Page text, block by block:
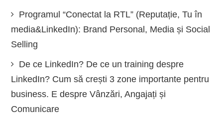
Programul “Conectat la RTL” (Reputație, Tu în
media&LinkedIn): Brand Personal, Media și Social
Selling
De ce LinkedIn? De ce un training despre
LinkedIn? Cum să crești 3 zone importante pentru
business. E despre Vânzări, Angajați și
Comunicare